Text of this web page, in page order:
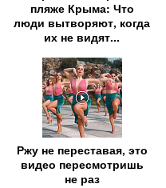
пляже Крыма: Что
люди вытворяют, когда
их не видят...
Ржу не переставая, это
видео пересмотришь
не раз